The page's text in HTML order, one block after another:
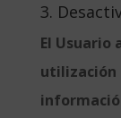
3.
El Usuario
utilización